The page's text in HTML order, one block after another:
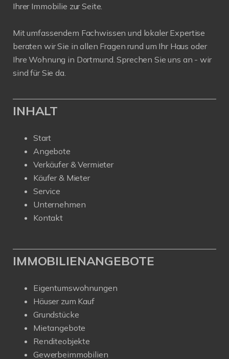
Ihrer Immobilie zur Seite.
Mit umfassendem Fachwissen und lokaler Expertise
beraten wir Sie in allen Fragen rund um Ihr Haus oder
Ihre Wohnung in Dortmund. Sprechen Sie uns an - wir
sind für Sie da.
INHALT
Start
Angebote
Verkäufer & Vermieter
Käufer & Mieter
Service
Unternehmen
Kontakt
IMMOBILIENANGEBOTE
Eigentumswohnungen
Häuser zum Kauf
Grundstücke
Mietangebote
Renditeobjekte
Gewerbeimmobilien